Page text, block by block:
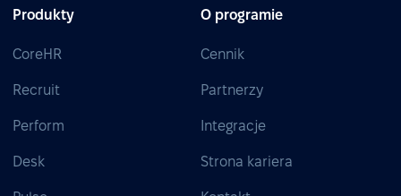
Produkty
CoreHR
Recruit
Perform
Desk
O programie
Cennik
Partnerzy
Integracje
Strona kariera